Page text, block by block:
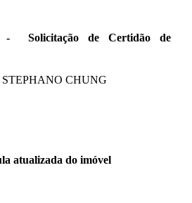
-
Solicitação de Certidão de
CHUNG
atualizada do imóvel